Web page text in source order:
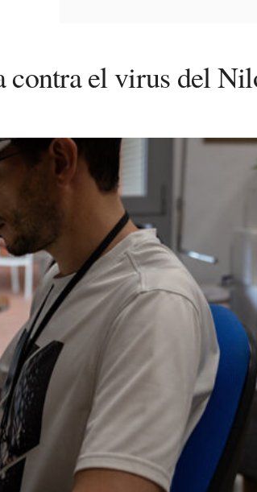
el virus del